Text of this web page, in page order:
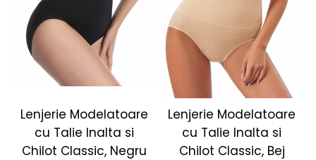
Lenjerie Modelatoare
cu Talie Inalta si
Chilot Classic, Negru
Lenjerie Modelatoare
cu Talie Inalta si
Chilot Classic, Bej